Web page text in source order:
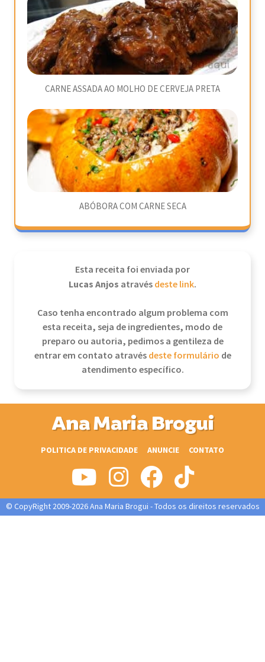
CARNE ASSADA AO MOLHO DE CERVEJA PRETA
ABÓBORA COM CARNE SECA
Esta receita foi enviada por
Lucas Anjos atravésdeste link.
Caso tenha encontrado algum problema com
esta receita, seja de ingredientes, modo de
preparo ou autoria, pedimos a gentileza de
entrar em contato atravésdeste formulário de
atendimento específico.
Ana Maria Brogui
POLITICA DE PRIVACIDADE ANUNCIE CONTATO
© CopyRight 2009-2026 Ana Maria Brogui - Todos os direitos reservados